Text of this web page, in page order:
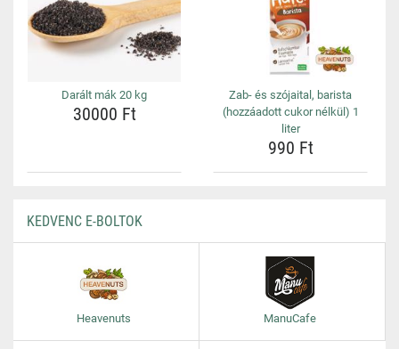
Darált mák 20 kg
30000 Ft
Zab- és szójaital, barista
(hozzáadott cukor nélkül) 1
liter
990 Ft
KEDVENC E-BOLTOK
Heavenuts ManuCafe